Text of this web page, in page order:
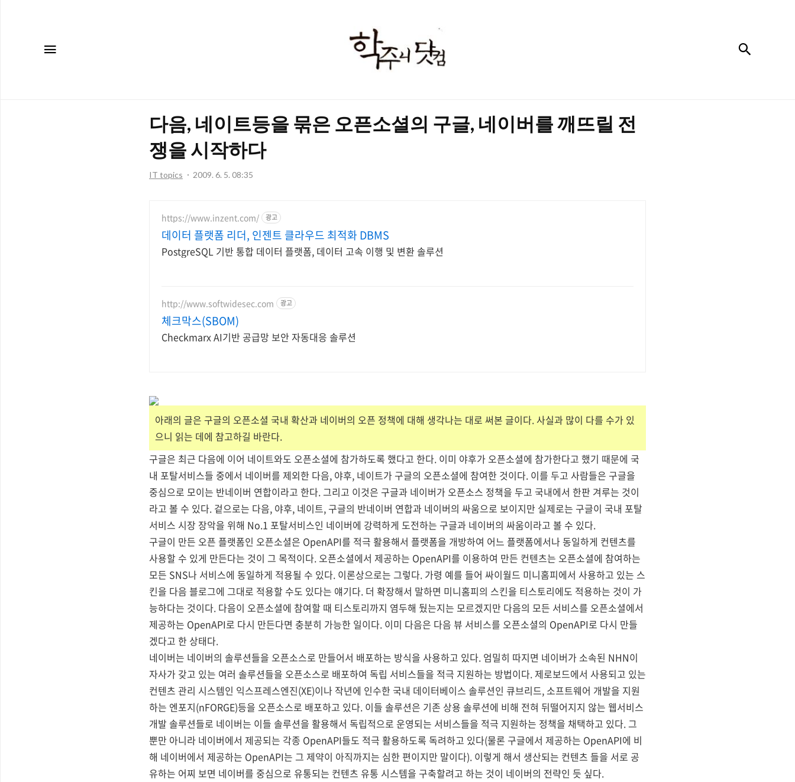
주
닷
컴
다음, 네이트등을 묶은 오픈소셜의 구글, 네이버를 깨뜨릴 전
쟁을 시작하다
IT topics 2009. 6. 5. 08:35
https://www.inzent.com/ 광고
데이터 플랫폼 리더, 인젠트 클라우드 최적화 DBMS
PostgreSQL 기반 통합 데이터 플랫폼, 데이터 고속 이행 및 변환 솔루션
http://www.softwidesec.com 광고
체크막스(SBOM)
Checkmarx AI기반 공급망 보안 자동대응 솔루션
아래의 글은 구글의 오픈소셜 국내 확산과 네이버의 오픈 정책에 대해 생각나는 대로 써본 글이다. 사실과 많이 다를 수가 있
으니 읽는 데에 참고하길 바란다.
구글은 최근 다음에 이어 네이트와도 오픈소셜에 참가하도록 했다고 한다. 이미 야후가 오픈소셜에 참가한다고 했기 때문에 국
내 포탈서비스들 중에서 네이버를 제외한 다음, 야후, 네이트가 구글의 오픈소셜에 참여한 것이다. 이를 두고 사람들은 구글을
중심으로 모이는 반네이버 연합이라고 한다. 그리고 이것은 구글과 네이버가 오픈소스 정책을 두고 국내에서 한판 겨루는 것이
라고 볼 수 있다. 겉으로는 다음, 야후, 네이트, 구글의 반네이버 연합과 네이버의 싸움으로 보이지만 실제로는 구글이 국내 포탈
서비스 시장 장악을 위해 No.1 포탈서비스인 네이버에 강력하게 도전하는 구글과 네이버의 싸움이라고 볼 수 있다.
구글이 만든 오픈 플랫폼인 오픈소셜은 OpenAPI를 적극 활용해서 플랫폼을 개방하여 어느 플랫폼에서나 동일하게 컨텐츠를
사용할 수 있게 만든다는 것이 그 목적이다. 오픈소셜에서 제공하는 OpenAPI를 이용하여 만든 컨텐츠는 오픈소셜에 참여하는
모든 SNS나 서비스에 동일하게 적용될 수 있다. 이론상으로는 그렇다. 가령 예를 들어 싸이월드 미니홈피에서 사용하고 있는 스
킨을 다음 블로그에 그대로 적용할 수도 있다는 얘기다. 더 확장해서 말하면 미니홈피의 스킨을 티스토리에도 적용하는 것이 가
능하다는 것이다. 다음이 오픈소셜에 참여할 때 티스토리까지 염두해 뒀는지는 모르겠지만 다음의 모든 서비스를 오픈소셜에서
제공하는 OpenAPI로 다시 만든다면 충분히 가능한 일이다. 이미 다음은 다음 뷰 서비스를 오픈소셜의 OpenAPI로 다시 만들
겠다고 한 상태다.
네이버는 네이버의 솔루션들을 오픈소스로 만들어서 배포하는 방식을 사용하고 있다. 엄밀히 따지면 네이버가 소속된 NHN이
자사가 갖고 있는 여러 솔루션들을 오픈소스로 배포하여 독립 서비스들을 적극 지원하는 방법이다. 제로보드에서 사용되고 있는
컨텐츠 관리 시스템인 익스프레스엔진(XE)이나 작년에 인수한 국내 데이터베이스 솔루션인 큐브리드, 소프트웨어 개발을 지원
하는 엔포지(nFORGE)등을 오픈소스로 배포하고 있다. 이들 솔루션은 기존 상용 솔루션에 비해 전혀 뒤떨어지지 않는 웹서비스
개발 솔루션들로 네이버는 이들 솔루션을 활용해서 독립적으로 운영되는 서비스들을 적극 지원하는 정책을 채택하고 있다. 그
뿐만 아니라 네이버에서 제공되는 각종 OpenAPI들도 적극 활용하도록 독려하고 있다(물론 구글에서 제공하는 OpenAPI에 비
해 네이버에서 제공하는 OpenAPI는 그 제약이 아직까지는 심한 편이지만 말이다). 이렇게 해서 생산되는 컨텐츠 들을 서로 공
유하는 어찌 보면 네이버를 중심으로 유통되는 컨텐츠 유통 시스템을 구축할려고 하는 것이 네이버의 전략인 듯 싶다.